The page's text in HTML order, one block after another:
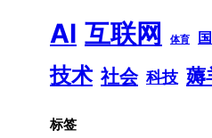
AI 互联网 体育
技术 社会 科技 薅
标签